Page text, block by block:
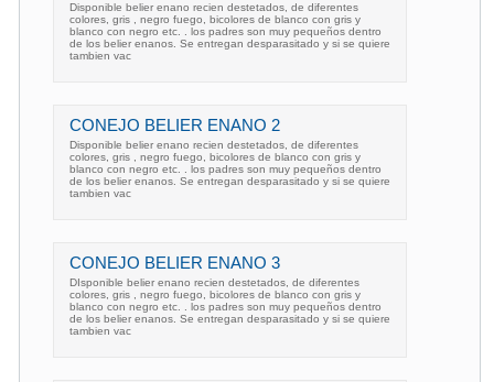
Disponible belier enano recien destetados, de diferentes
colores, gris , negro fuego, bicolores de blanco con gris y
blanco con negro etc. . los padres son muy pequeños dentro
de los belier enanos. Se entregan desparasitado y si se quiere
tambien vac
CONEJO BELIER ENANO 2
Disponible belier enano recien destetados, de diferentes
colores, gris , negro fuego, bicolores de blanco con gris y
blanco con negro etc. . los padres son muy pequeños dentro
de los belier enanos. Se entregan desparasitado y si se quiere
tambien vac
CONEJO BELIER ENANO 3
DIsponible belier enano recien destetados, de diferentes
colores, gris , negro fuego, bicolores de blanco con gris y
blanco con negro etc. . los padres son muy pequeños dentro
de los belier enanos. Se entregan desparasitado y si se quiere
tambien vac